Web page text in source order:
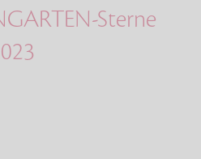
Sterne